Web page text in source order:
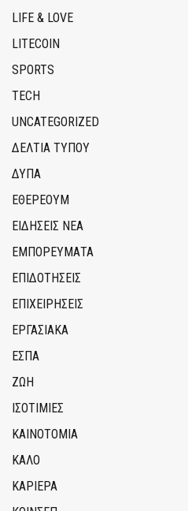
LIFE & LOVE
LITECOIN
SPORTS
TECH
UNCATEGORIZED
ΔΕΛΤΙΑ ΤΥΠΟΥ
ΔΥΠΑ
ΕΘΈΡΕΟΥΜ
ΕΙΔΗΣΕΙΣ ΝΕΑ
ΕΜΠΟΡΕΥΜΑΤΑ
ΕΠΙΔΟΤΗΣΕΙΣ
ΕΠΙΧΕΙΡΗΣΕΙΣ
ΕΡΓΑΣΙΑΚΑ
ΕΣΠΑ
ΖΩΗ
ΙΣΟΤΙΜΙΕΣ
ΚΑΙΝΟΤΟΜΊΑ
ΚΑΛΟ
ΚΑΡΙΕΡΑ